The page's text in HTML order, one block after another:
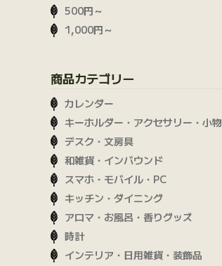
500円～
1,000円～
商品カテゴリー
カレンダー
キーホルダー・アクセサリー・小物
デスク・文房具
和雑貨・インバウンド
スマホ・モバイル・PC
キッチン・ダイニング
アロマ・お風呂・香りグッズ
時計
インテリア・日用雑貨・装飾品